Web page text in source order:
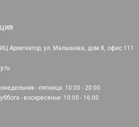
ИЦ Архитектор, ул. Малышева, дом 8, офис 111
- пятница: 10:00 - 20:00
- воскресенье: 10:00 - 16:00